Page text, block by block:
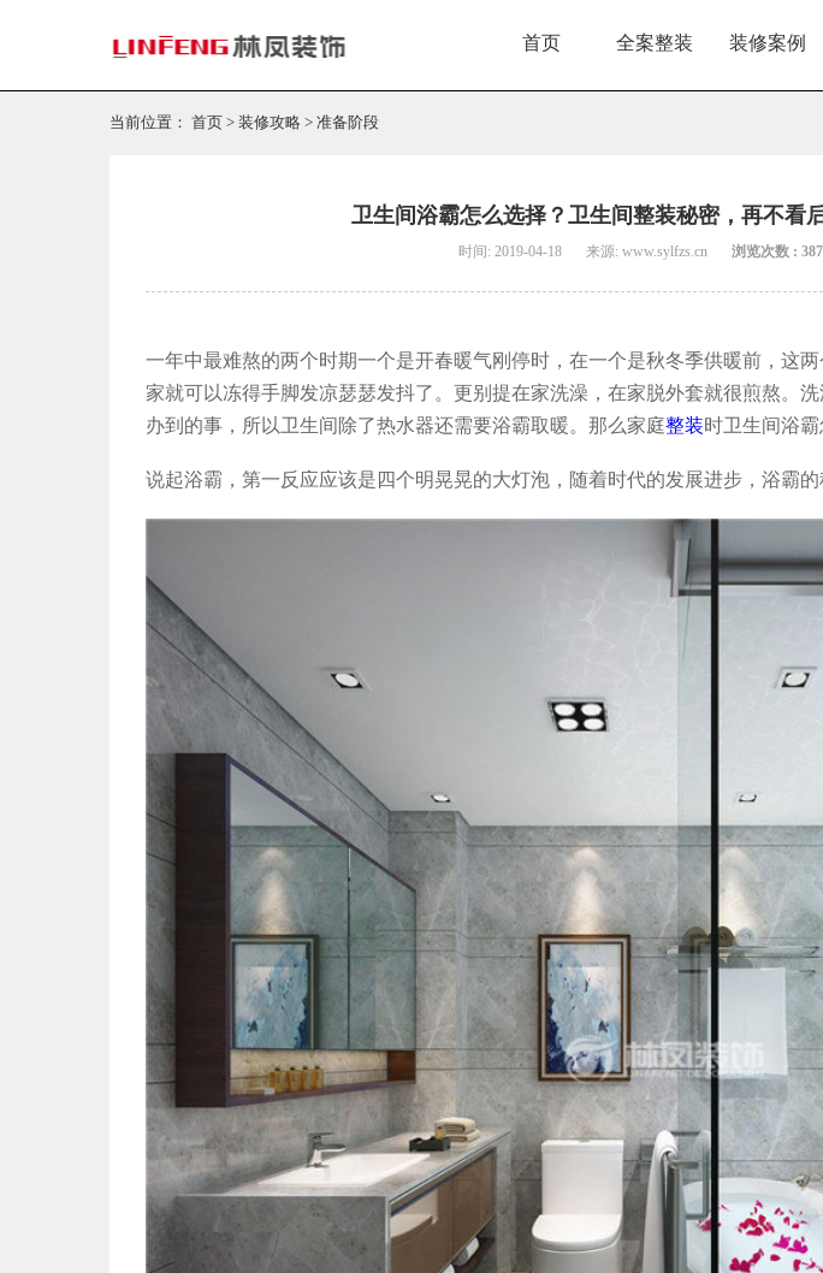
首页 全案整装 装修案例
当前位置： 首页 > 装修攻略 > 准备阶段
卫生间浴霸怎么选择？卫生间整装秘密，再不看
时间: 2019-04-18 来源: www.sylfzs.cn 浏览次数 :
一年中最难熬的两个时期一个是开春暖气刚停时，在一个是秋冬季供暖前，这
家就可以冻得手脚发凉瑟瑟发抖了。更别提在家洗澡，在家脱外套就很煎熬。
办到的事，所以卫生间除了热水器还需要浴霸取暖。那么家庭整装时卫生间浴
说起浴霸，第一反应应该是四个明晃晃的大灯泡，随着时代的发展进步，浴霸的